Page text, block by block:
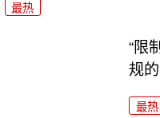
最热
“限
规
最热